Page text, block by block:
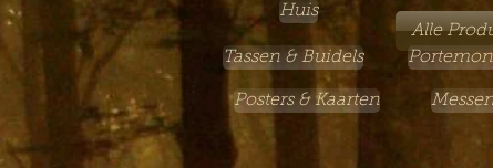
Huis
Alle
Tassen & Buidels
Posters & Kaarten